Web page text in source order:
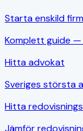
Starta enskild
Komplett guide
Hitta advokat
Sveriges största
Hitta
Jämför